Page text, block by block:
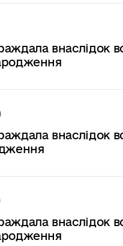
внаслідок
внаслідок
внаслідок